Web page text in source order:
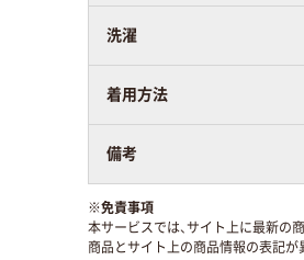
洗濯
着用方法
備考
※免責事項
本サービスでは、サイト上に最新の
商品とサイト上の商品情報の表記が